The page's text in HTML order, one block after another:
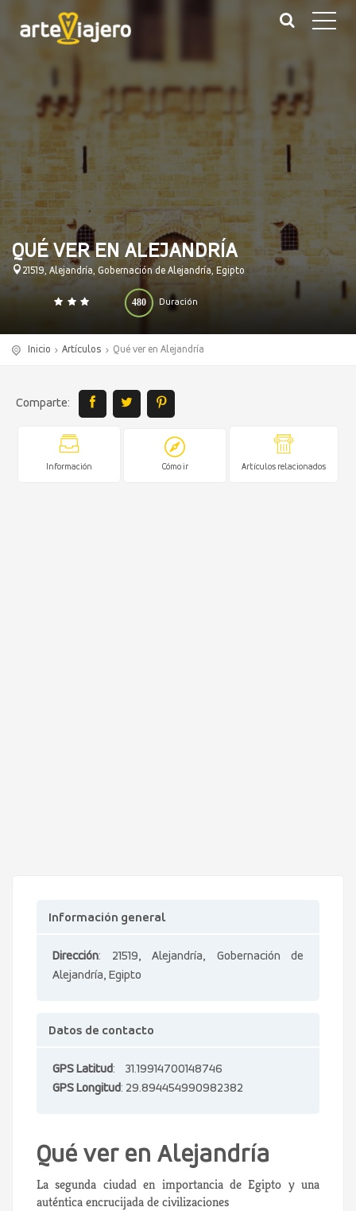
QUÉ VER EN ALEJANDRÍA
21519, Alejandría, Gobernación de Alejandría, Egipto
Duración
480
0 140
Inicio Artículos Qué ver en Alejandría
Comparte:
Información Cómo ir Artículos relacionados
Información general
Dirección: 21519, Alejandría, Gobernación de
Alejandría, Egipto
Datos de contacto
GPS Latitud: 31.19914700148746
GPS Longitud: 29.894454990982382
Qué ver en Alejandría
La segunda ciudad en importancia de Egipto y una
auténtica encrucijada de civilizaciones